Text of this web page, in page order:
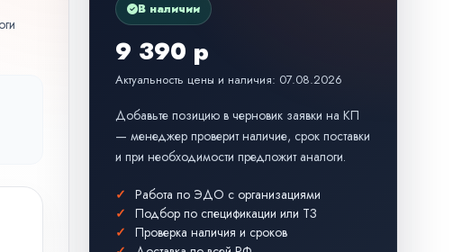
В наличии
9 390 р
Актуальность цены и наличия: 07.08.2026
Добавьте позицию в черновик заявки на КП
— менеджер проверит наличие, срок поставки
и при необходимости предложит аналоги.
Работа по ЭДО с организациями
Подбор по спецификации или ТЗ
Проверка наличия и сроков